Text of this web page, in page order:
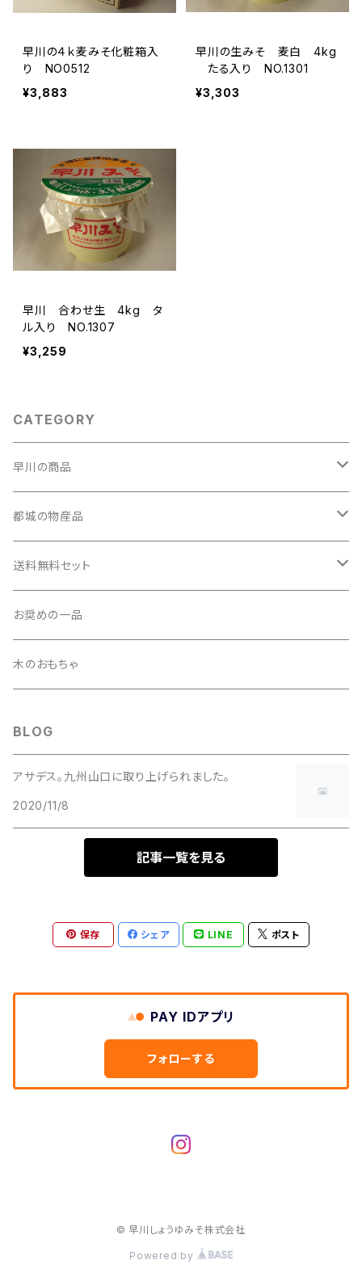
早川の４ｋ麦みそ化粧箱入
り NO0512
¥3,883
早川の生みそ 麦白 4kg
たる入り NO.1301
¥3,303
早川 合わせ生 4kg タ
ル入り NO.1307
¥3,259
CATEGORY
早川の商品
早川のしょうゆ
早川のみそ
早川の加工品
都城の物産品
お茶
漬物・らっきょう
しいたけ・きくらげ
地鶏
送料無料セット
組み合わせセット
ケース買い
お奨めの一品
木のおもちゃ
BLOG
アサデス。九州山口に取り上げられました。
2020/11/8
記事一覧を見る
保存 シェア LINE ポスト
PAY IDアプリ
フォローする
© 早川しょうゆみそ株式会社
Powered by